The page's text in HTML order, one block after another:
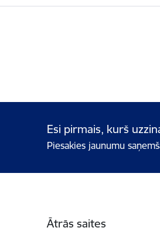
Esi pirmais, kurš
Piesakies jaunumu
Ātrās saites